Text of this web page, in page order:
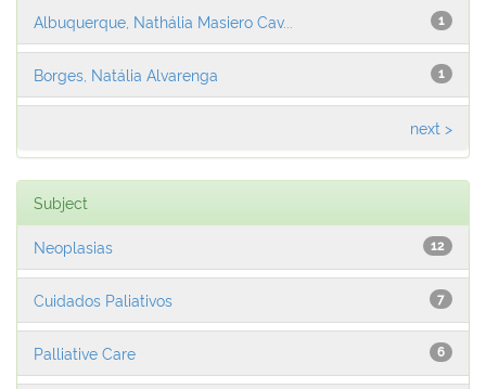
1
Albuquerque, Nathália Masiero Cav...
1
Borges, Natália Alvarenga
next >
Subject
12
Neoplasias
7
Cuidados Paliativos
6
Palliative Care